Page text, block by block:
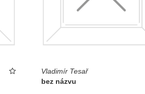
Vladimír Tesař
bez názvu